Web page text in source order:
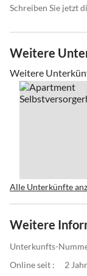
Schreiben Sie jetzt
Weitere
Weitere
Alle Unterkünfte
Weitere
Unterkunfts-
Online seit :
2